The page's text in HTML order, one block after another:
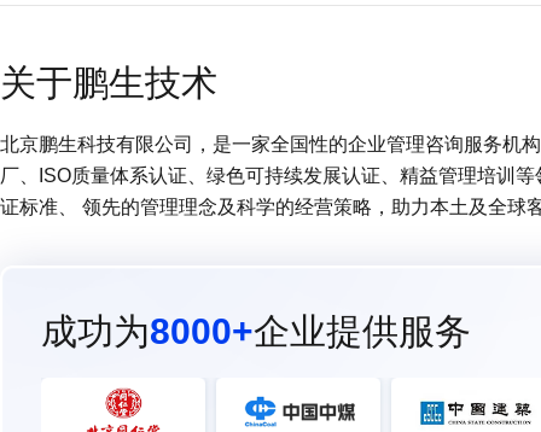
关于鹏生技术
北京鹏生科技有限公司，是一家全国性的企业管理咨询服务机
厂、ISO质量体系认证、绿色可持续发展认证、精益管理培训
证标准、 领先的管理理念及科学的经营策略，助力本土及全球
成功为8000+企业提供服务